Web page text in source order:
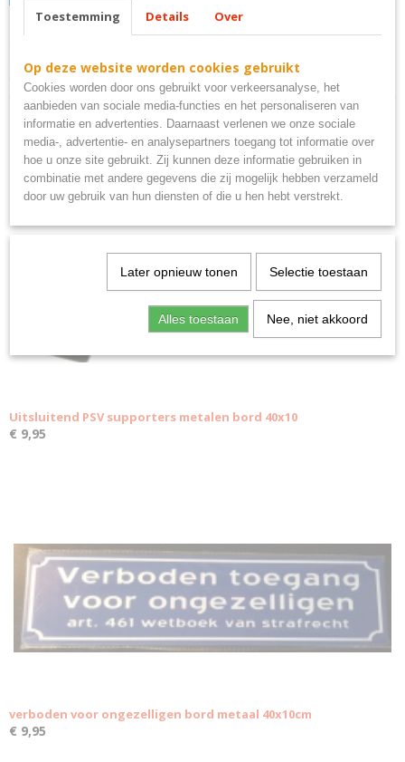
queen bord metaal
Ook interessant
Uitsluitend PSV supporters metalen bord 40x10
€ 9,95
verboden voor ongezelligen bord metaal 40x10cm
€ 9,95
Toestemming Details Over
Op deze website worden cookies gebruikt
Cookies worden door ons gebruikt voor verkeersanalyse, het
aanbieden van sociale media-functies en het personaliseren van
informatie en advertenties. Daarnaast verlenen we onze sociale
media-, advertentie- en analysepartners toegang tot informatie over
hoe u onze site gebruikt. Zij kunnen deze informatie gebruiken in
combinatie met andere gegevens die zij mogelijk hebben verzameld
door uw gebruik van hun diensten of die u hen hebt verstrekt.
Later opnieuw tonen Selectie toestaan
Alles toestaan Nee, niet akkoord